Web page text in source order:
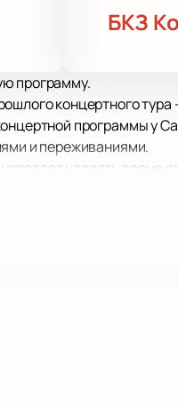
БКЗ
программу.
концертного тура
программы у
и переживаниями.
уделять время